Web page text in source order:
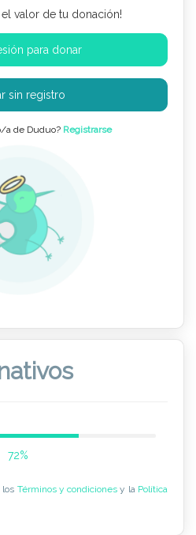
el valor de tu donación!
para donar
sin registro
a de Duduo? Registrarse
72%
los Términos y condiciones y la Política